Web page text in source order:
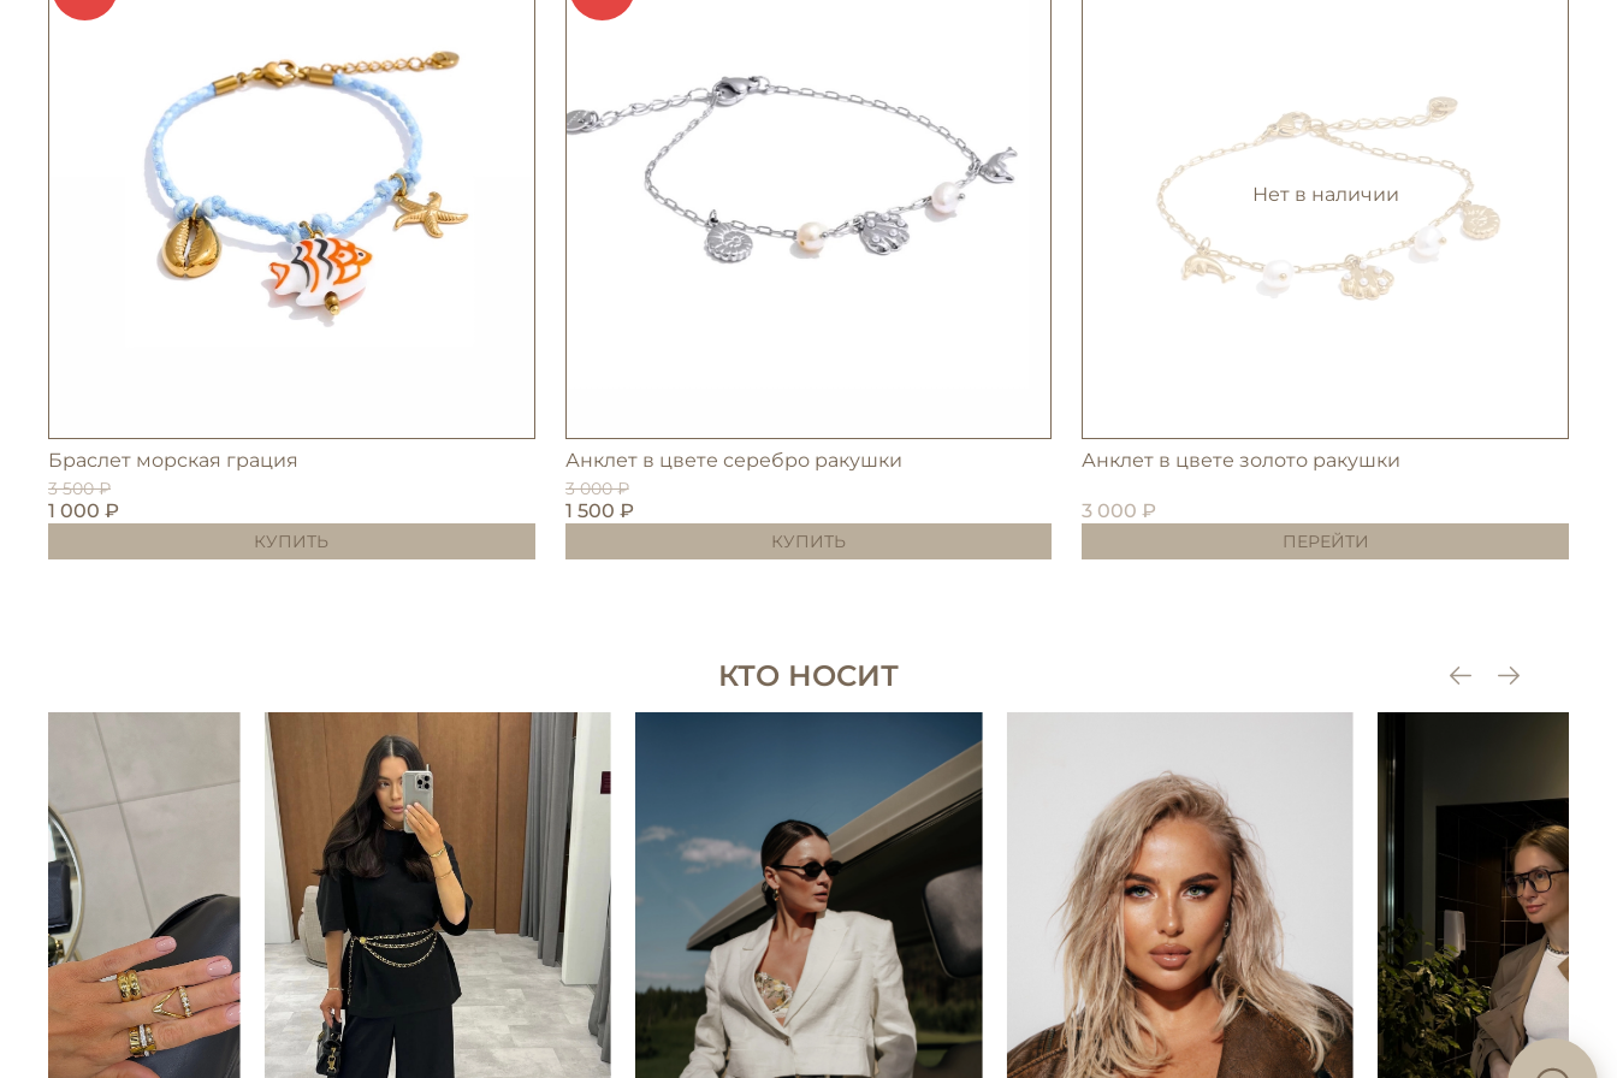
Браслет морская грация
3 500 ₽
1 000 ₽
КУПИТЬ
Анклет в цвете серебро ракушки
3 000 ₽
1 500 ₽
КУПИТЬ
Нет в наличии
Анклет в цвете золото ракушки
3 000 ₽
ПЕРЕЙТИ
КТО НОСИТ